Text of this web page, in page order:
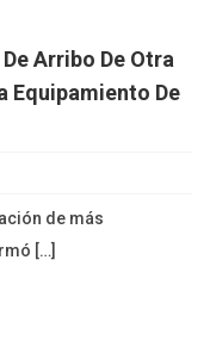
Arribo De Otra
Equipamiento De
de más
[…]